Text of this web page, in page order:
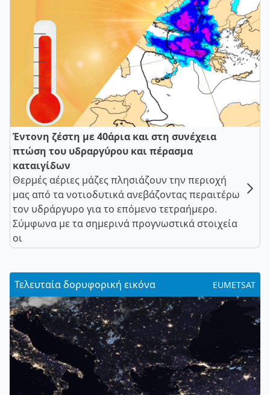
Έντονη ζέστη με 40άρια και στη συνέχεια
πτώση του υδραργύρου και πέρασμα
καταιγίδων
Θερμές αέριες μάζες πλησιάζουν την περιοχή
μας από τα νοτιοδυτικά ανεβάζοντας περαιτέρω
τον υδράργυρο για το επόμενο τετραήμερο.
Σύμφωνα με τα σημερινά προγνωστικά στοιχεία
οι
Τελευταία δορυφορική εικόνα EUMETSAT